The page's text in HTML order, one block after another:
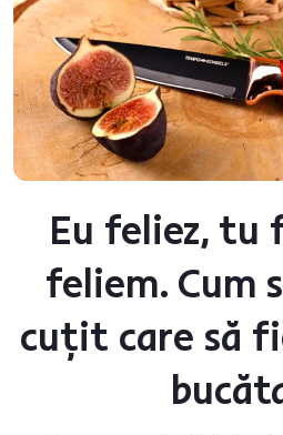
Eu feliez, tu
feliem. Cum
cuțit care să